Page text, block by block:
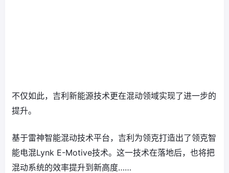
不仅如此，吉利新能源技术更在混动领域实现了进一步的
提升。
基于雷神智能混动技术平台，吉利为领克打造出了领克智
能电混Lynk E-Motive技术。这一技术在落地后，也将把
混动系统的效率提升到新高度……